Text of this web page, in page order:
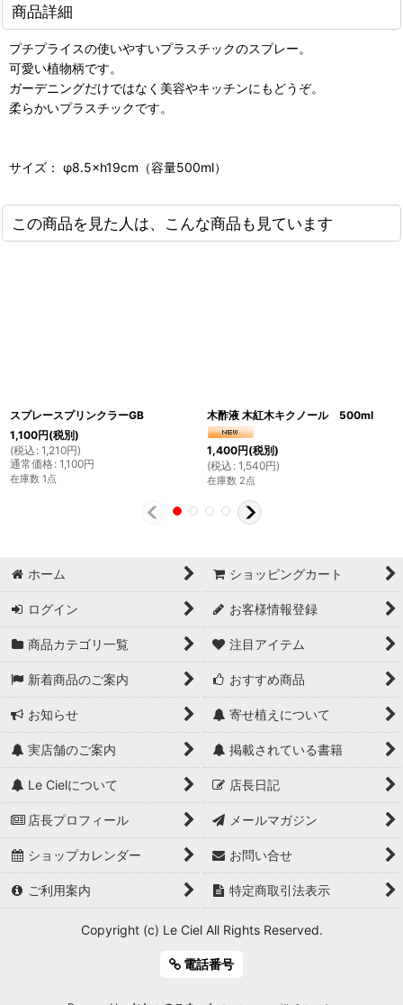
商品詳細
プチプライスの使いやすいプラスチックのスプレー。
可愛い植物柄です。
ガーデニングだけではなく美容やキッチンにもどうぞ。
柔らかいプラスチックです。
サイズ： φ8.5×h19cm（容量500ml）
この商品を見た人は、こんな商品も見ています
スプレースプリンクラーGB
1,100円(税別)
(税込 : 1,210円)
通常価格: 1,100円
在庫数 1点
木酢液 木紅木キクノール 500ml
1,400円(税別)
(税込 : 1,540円)
在庫数 2点
ホーム ショッピングカート
ログイン お客様情報登録
商品カテゴリ一覧 注目アイテム
新着商品のご案内 おすすめ商品
お知らせ 寄せ植えについて
実店舗のご案内 掲載されている書籍
Le Cielについて 店長日記
店長プロフィール メールマガジン
ショップカレンダー お問い合せ
ご利用案内 特定商取引法表示
Copyright (c) Le Ciel All Rights Reserved.
電話番号